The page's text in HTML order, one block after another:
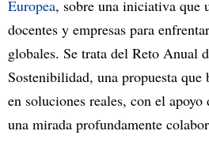
Europea, sobre una iniciativa que
docentes y empresas para
globales. Se trata del Reto Anual
Sostenibilidad, una propuesta que
en soluciones reales, con el
una mirada profundamente